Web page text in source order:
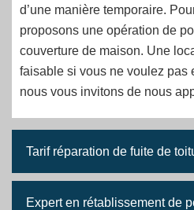
d’une manière temporaire.
proposons une opération de
couverture de maison. Une
faisable si vous ne voulez pas
nous vous invitons de nous
Tarif réparation de fuite de
Expert en rétablissement de